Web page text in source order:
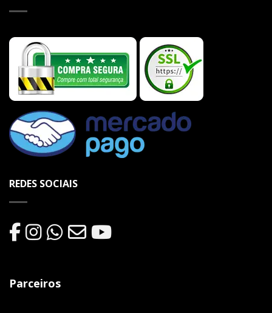
REDES SOCIAIS
Parceiros